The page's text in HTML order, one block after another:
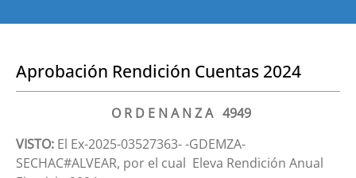
Aprobación Rendición Cuentas 2024
O R D E N A N Z A 4949
VISTO: El Ex-2025-03527363- -GDEMZA-
SECHAC#ALVEAR, por el cual Eleva Rendición Anual